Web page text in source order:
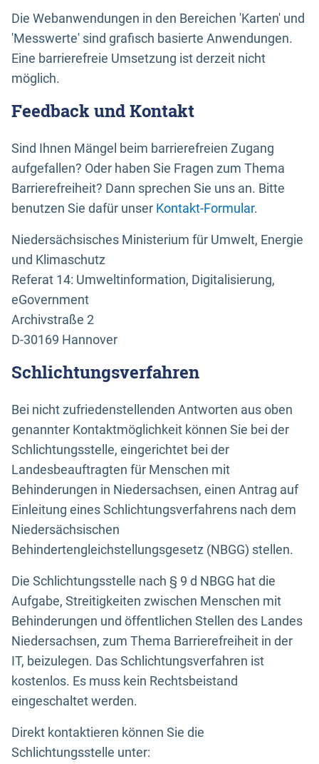
Die Webanwendungen in den Bereichen 'Karten' und
'Messwerte' sind grafisch basierte Anwendungen.
Eine barrierefreie Umsetzung ist derzeit nicht
möglich.
Feedback und Kontakt
Sind Ihnen Mängel beim barrierefreien Zugang
aufgefallen? Oder haben Sie Fragen zum Thema
Barrierefreiheit? Dann sprechen Sie uns an. Bitte
benutzen Sie dafür unser Kontakt-Formular.
Niedersächsisches Ministerium für Umwelt, Energie
und Klimaschutz
Referat 14: Umweltinformation, Digitalisierung,
eGovernment
Archivstraße 2
D-30169 Hannover
Schlichtungsverfahren
Bei nicht zufriedenstellenden Antworten aus oben
genannter Kontaktmöglichkeit können Sie bei der
Schlichtungsstelle, eingerichtet bei der
Landesbeauftragten für Menschen mit
Behinderungen in Niedersachsen, einen Antrag auf
Einleitung eines Schlichtungsverfahrens nach dem
Niedersächsischen
Behindertengleichstellungsgesetz (NBGG) stellen.
Die Schlichtungsstelle nach § 9 d NBGG hat die
Aufgabe, Streitigkeiten zwischen Menschen mit
Behinderungen und öffentlichen Stellen des Landes
Niedersachsen, zum Thema Barrierefreiheit in der
IT, beizulegen. Das Schlichtungsverfahren ist
kostenlos. Es muss kein Rechtsbeistand
eingeschaltet werden.
Direkt kontaktieren können Sie die
Schlichtungsstelle unter: